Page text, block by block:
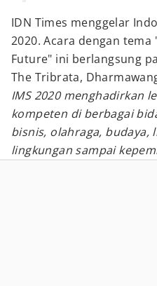
IDN Times menggelar
2020. Acara dengan
Future" ini berlangsung
The Tribrata,
IMS 2020 menghadirkan
kompeten di berbagai
bisnis, olahraga, budaya,
lingkungan sampai